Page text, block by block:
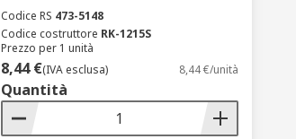
Codice RS 473-5148
Codice costruttore RK-1215S
Prezzo per 1 unità
8,44 €(IVA esclusa) 8,44 €/unità
Quantità